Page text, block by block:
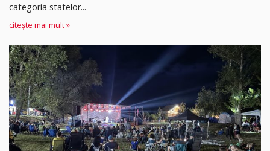
categoria statelor...
citește mai mult »